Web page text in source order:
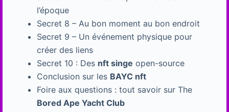
l’époque
Secret 8 – Au bon moment au bon endroit
Secret 9 – Un événement physique pour
créer des liens
Secret 10 : Des nft singe open-source
Conclusion sur les BAYC nft
Foire aux questions : tout savoir sur The
Bored Ape Yacht Club